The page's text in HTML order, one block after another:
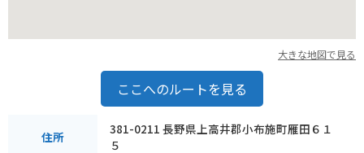
大きな地図で見る
ここへのルートを見る
住所
381-0211 長野県上高井郡小布施町雁田６１
５